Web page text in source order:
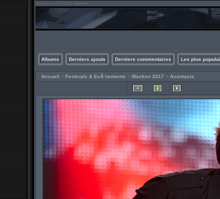
Albums Derniers ajouts Derniers commentaires Les plus
Accueil > Festivals & EvÃ¨nements > Wacken 2017 > Avantasia